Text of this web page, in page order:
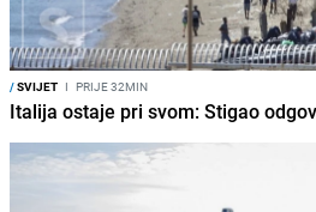
/SVIJET I PRIJE 32MIN
Italija ostaje pri svom: Stigao